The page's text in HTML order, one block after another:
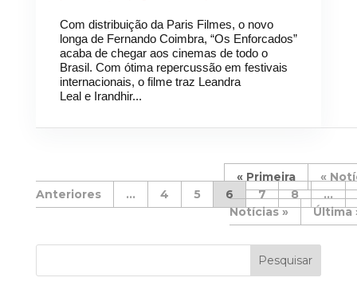
Com distribuição da Paris Filmes, o novo
longa de Fernando Coimbra, “Os Enforcados”
acaba de chegar aos cinemas de todo o
Brasil. Com ótima repercussão em festivais
internacionais, o filme traz Leandra
Leal e Irandhir...
« Primeira
«
...
4 5 6 7 8
...
»
Última